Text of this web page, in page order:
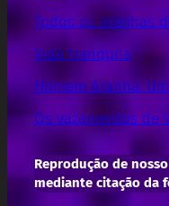
Todos os aranhas
Vida tranquila
Homem Aranha:
Os vazamentos de
Reprodução de
mediante citação da